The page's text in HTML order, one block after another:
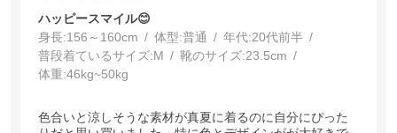
ハッピースマイル😊
身長:156～160cm 体型:普通 年代:20代前半
普段着ているサイズ:M 靴のサイズ:23.5cm
体重:46kg~50kg
色合いと涼しそうな素材が真夏に着るのに自分にぴった